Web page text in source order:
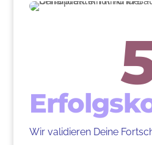
Wir validieren Deine